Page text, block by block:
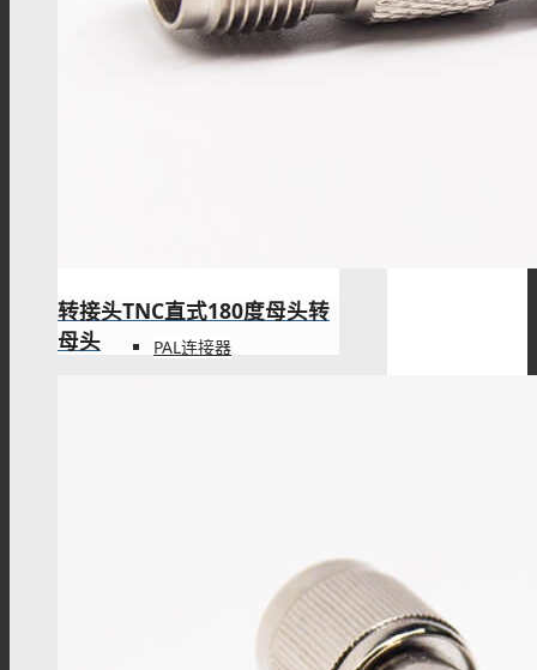
PAL连接器
转接头TNC直式180度母头转
母头